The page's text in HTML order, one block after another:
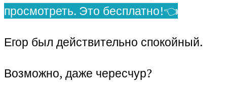
просмотреть. Это бесплатно!👈
Егор был действительно спокойный.
Возможно, даже чересчур?